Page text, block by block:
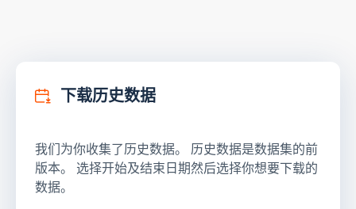
下载历史数据
我们为你收集了历史数据。 历史数据是数据集的前
版本。 选择开始及结束日期然后选择你想要下载的
数据。